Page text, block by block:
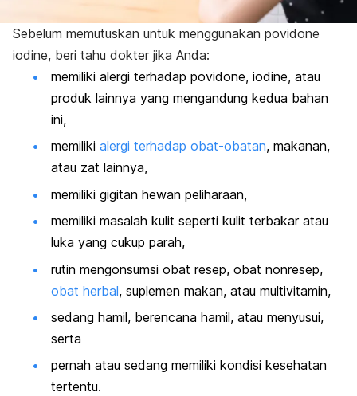
Sebelum memutuskan untuk menggunakan povidone
iodine, beri tahu dokter jika Anda:
memiliki alergi terhadap povidone, iodine, atau
produk lainnya yang mengandung kedua bahan
ini,
memiliki alergi terhadap obat-obatan, makanan,
atau zat lainnya,
memiliki gigitan hewan peliharaan,
memiliki masalah kulit seperti kulit terbakar atau
luka yang cukup parah,
rutin mengonsumsi obat resep, obat nonresep,
obat herbal, suplemen makan, atau multivitamin,
sedang hamil, berencana hamil, atau menyusui,
serta
pernah atau sedang memiliki kondisi kesehatan
tertentu.